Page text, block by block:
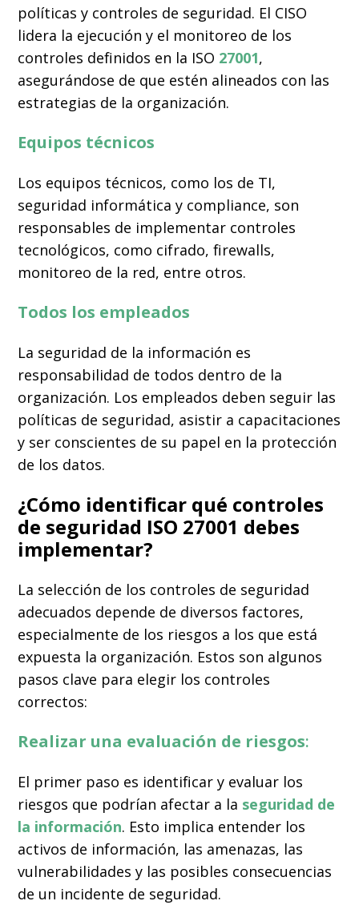
políticas y controles de seguridad. El CISO
lidera la ejecución y el monitoreo de los
controles definidos en la ISO 27001,
asegurándose de que estén alineados con las
estrategias de la organización.
Equipos técnicos
Los equipos técnicos, como los de TI,
seguridad informática y compliance, son
responsables de implementar controles
tecnológicos, como cifrado, firewalls,
monitoreo de la red, entre otros.
Todos los empleados
La seguridad de la información es
responsabilidad de todos dentro de la
organización. Los empleados deben seguir las
políticas de seguridad, asistir a capacitaciones
y ser conscientes de su papel en la protección
de los datos.
¿Cómo identificar qué controles
de seguridad ISO 27001 debes
implementar?
La selección de los controles de seguridad
adecuados depende de diversos factores,
especialmente de los riesgos a los que está
expuesta la organización. Estos son algunos
pasos clave para elegir los controles
correctos:
Realizar una evaluación de riesgos:
El primer paso es identificar y evaluar los
riesgos que podrían afectar a la seguridad de
la información. Esto implica entender los
activos de información, las amenazas, las
vulnerabilidades y las posibles consecuencias
de un incidente de seguridad.